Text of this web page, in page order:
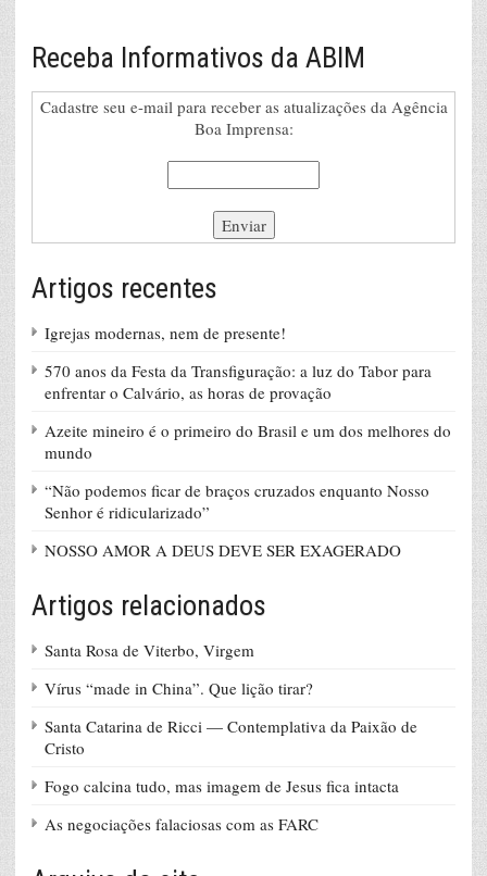
Receba Informativos da ABIM
Cadastre seu e-mail para receber as atualizações da Agência
Boa Imprensa:
Artigos recentes
Igrejas modernas, nem de presente!
570 anos da Festa da Transfiguração: a luz do Tabor para
enfrentar o Calvário, as horas de provação
Azeite mineiro é o primeiro do Brasil e um dos melhores do
mundo
“Não podemos ficar de braços cruzados enquanto Nosso
Senhor é ridicularizado”
NOSSO AMOR A DEUS DEVE SER EXAGERADO
Artigos relacionados
Santa Rosa de Viterbo, Virgem
Vírus “made in China”. Que lição tirar?
Santa Catarina de Ricci — Contemplativa da Paixão de
Cristo
Fogo calcina tudo, mas imagem de Jesus fica intacta
As negociações falaciosas com as FARC